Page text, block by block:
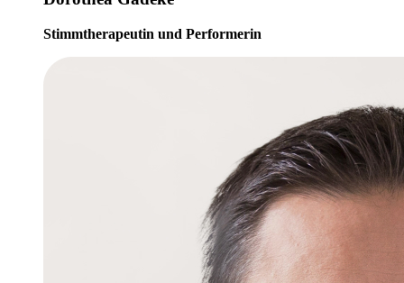
Stimmtherapeutin und Performerin